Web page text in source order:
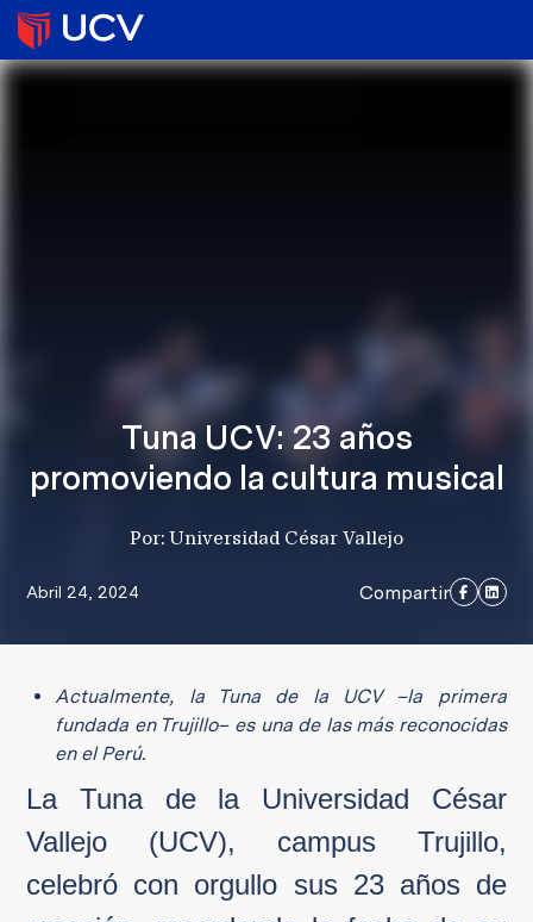
Tuna UCV: 23 años
promoviendo la cultura musical
Por: Universidad César Vallejo
Abril 24, 2024 Compartir
Actualmente, la Tuna de la UCV –la primera
fundada en Trujillo– es una de las más reconocidas
en el Perú.
La Tuna de la Universidad César
Vallejo (UCV), campus Trujillo,
celebró con orgullo sus 23 años de